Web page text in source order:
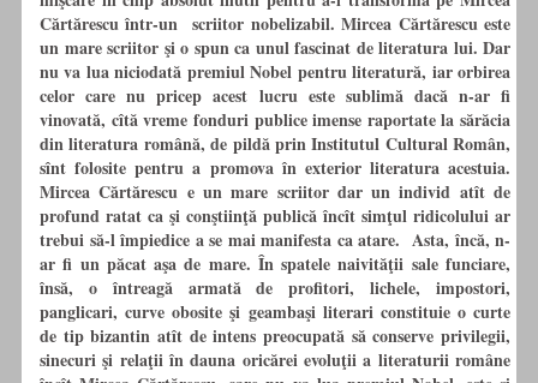
Cărtărescu într-un scriitor nobelizabil. Mircea Cărtărescu este
un mare scriitor şi o spun ca unul fascinat de literatura lui. Dar
nu va lua niciodată premiul Nobel pentru literatură, iar orbirea
celor care nu pricep acest lucru este sublimă dacă n-ar fi
vinovată, cîtă vreme fonduri publice imense raportate la sărăcia
din literatura română, de pildă prin Institutul Cultural Român,
sînt folosite pentru a promova în exterior literatura acestuia.
Mircea Cărtărescu e un mare scriitor dar un individ atît de
profund ratat ca şi conştiinţă publică încît simţul ridicolului ar
trebui să-l împiedice a se mai manifesta ca atare. Asta, încă, n-
ar fi un păcat aşa de mare. În spatele naivităţii sale funciare,
însă, o întreagă armată de profitori, lichele, impostori,
panglicari, curve obosite şi geambaşi literari constituie o curte
de tip bizantin atît de intens preocupată să conserve privilegii,
sinecuri şi relaţii în dauna oricărei evoluţii a literaturii române